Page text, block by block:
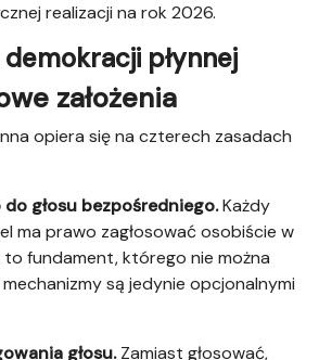
realizacji na rok 2026.
płynnej
założenia
opiera się na czterech zasadach
głosu bezpośredniego.Każdy
ma prawo zagłosować osobiście w
fundament, którego nie można
są jedynie opcjonalnymi
głosu.Zamiast głosować,